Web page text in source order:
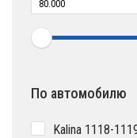
По автомобилю
Kalina 1118-